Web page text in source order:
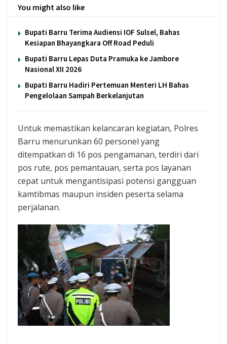
You might also like
Bupati Barru Terima Audiensi IOF Sulsel, Bahas
Kesiapan Bhayangkara Off Road Peduli
Bupati Barru Lepas Duta Pramuka ke Jambore
Nasional XII 2026
Bupati Barru Hadiri Pertemuan Menteri LH Bahas
Pengelolaan Sampah Berkelanjutan
Untuk memastikan kelancaran kegiatan, Polres
Barru menurunkan 60 personel yang
ditempatkan di 16 pos pengamanan, terdiri dari
pos rute, pos pemantauan, serta pos layanan
cepat untuk mengantisipasi potensi gangguan
kamtibmas maupun insiden peserta selama
perjalanan.